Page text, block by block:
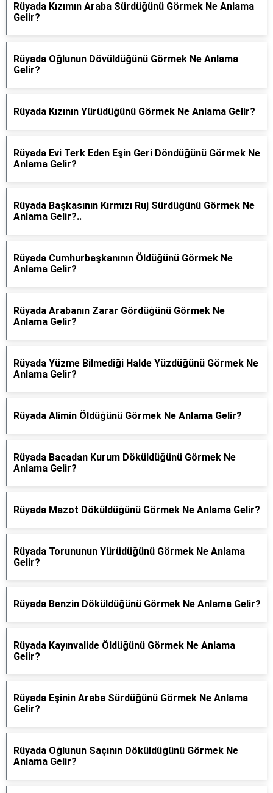
Rüyada Kızımın Araba Sürdüğünü Görmek Ne Anlama
Gelir?
Rüyada Oğlunun Dövüldüğünü Görmek Ne Anlama
Gelir?
Rüyada Kızının Yürüdüğünü Görmek Ne Anlama Gelir?
Rüyada Evi Terk Eden Eşin Geri Döndüğünü Görmek Ne
Anlama Gelir?
Rüyada Başkasının Kırmızı Ruj Sürdüğünü Görmek Ne
Anlama Gelir?..
Rüyada Cumhurbaşkanının Öldüğünü Görmek Ne
Anlama Gelir?
Rüyada Arabanın Zarar Gördüğünü Görmek Ne
Anlama Gelir?
Rüyada Yüzme Bilmediği Halde Yüzdüğünü Görmek Ne
Anlama Gelir?
Rüyada Alimin Öldüğünü Görmek Ne Anlama Gelir?
Rüyada Bacadan Kurum Döküldüğünü Görmek Ne
Anlama Gelir?
Rüyada Mazot Döküldüğünü Görmek Ne Anlama Gelir?
Rüyada Torununun Yürüdüğünü Görmek Ne Anlama
Gelir?
Rüyada Benzin Döküldüğünü Görmek Ne Anlama Gelir?
Rüyada Kayınvalide Öldüğünü Görmek Ne Anlama
Gelir?
Rüyada Eşinin Araba Sürdüğünü Görmek Ne Anlama
Gelir?
Rüyada Oğlunun Saçının Döküldüğünü Görmek Ne
Anlama Gelir?